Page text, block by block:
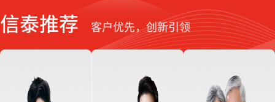
信泰推荐 客户优先，创新引领